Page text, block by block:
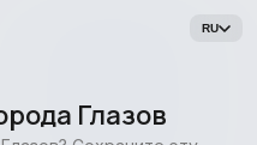
Глазов
RU